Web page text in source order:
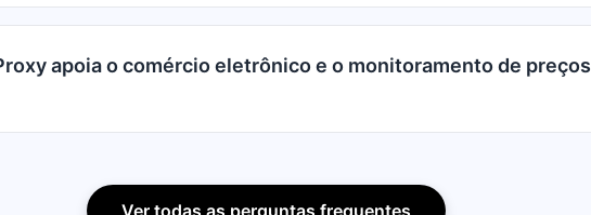
apoia o comércio eletrônico e o monitoramento de preços
Ver todas as perguntas frequentes